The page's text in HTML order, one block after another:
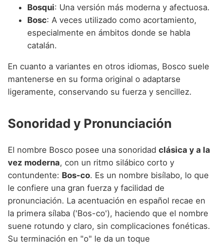
Bosqui: Una versión más moderna y afectuosa.
Bosc: A veces utilizado como acortamiento,
especialmente en ámbitos donde se habla
catalán.
En cuanto a variantes en otros idiomas, Bosco suele
mantenerse en su forma original o adaptarse
ligeramente, conservando su fuerza y sencillez.
Sonoridad y Pronunciación
El nombre Bosco posee una sonoridad clásica y a la
vez moderna, con un ritmo silábico corto y
contundente: Bos-co. Es un nombre bisílabo, lo que
le confiere una gran fuerza y facilidad de
pronunciación. La acentuación en español recae en
la primera sílaba ('Bos-co'), haciendo que el nombre
suene rotundo y claro, sin complicaciones fonéticas.
Su terminación en "o" le da un toque